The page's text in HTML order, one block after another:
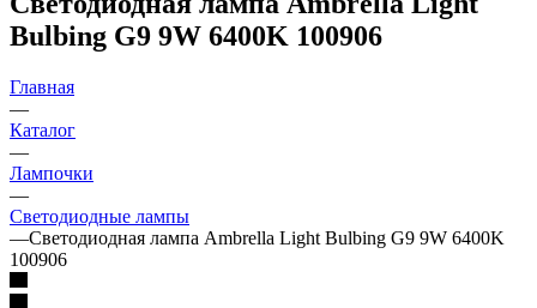
Bulbing G9 9W 6400K 100906
Главная
—
Каталог
—
Лампочки
—
Светодиодные лампы
—Светодиодная лампа Ambrella Light Bulbing G9 9W 6400K
100906